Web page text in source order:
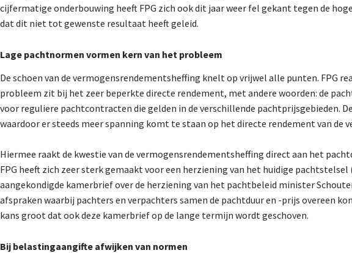
cijfermatige onderbouwing heeft FPG zich ook dit jaar weer fel gekant tegen de
dat dit niet tot gewenste resultaat heeft geleid.
Lage pachtnormen vormen kern van het probleem
De schoen van de vermogensrendementsheffing knelt op vrijwel alle punten. FPG
probleem zit bij het zeer beperkte directe rendement, met andere woorden: de
voor reguliere pachtcontracten die gelden in de verschillende pachtprijsgebieden.
waardoor er steeds meer spanning komt te staan op het directe rendement van de
Hiermee raakt de kwestie van de vermogensrendementsheffing direct aan het
FPG heeft zich zeer sterk gemaakt voor een herziening van het huidige
aangekondigde kamerbrief over de herziening van het pachtbeleid minister
afspraken waarbij pachters en verpachters samen de pachtduur en -prijs overeen
kans groot dat ook deze kamerbrief op de lange termijn wordt geschoven.
Bij belastingaangifte afwijken van normen